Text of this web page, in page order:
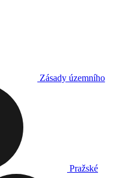
Zásady územního
Pražské